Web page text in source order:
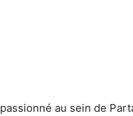
au sein de